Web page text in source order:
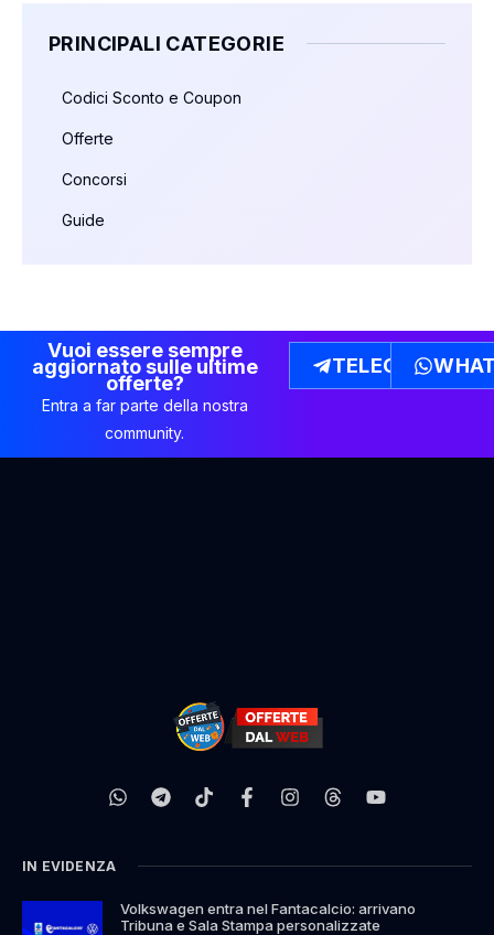
PRINCIPALI CATEGORIE
Codici Sconto e Coupon
Offerte
Concorsi
Guide
Vuoi essere sempre
aggiornato sulle ultime
offerte?
Entra a far parte della nostra
community.
TELEGRAM
IN EVIDENZA
Volkswagen entra nel Fantacalcio: arrivano
Tribuna e Sala Stampa personalizzate